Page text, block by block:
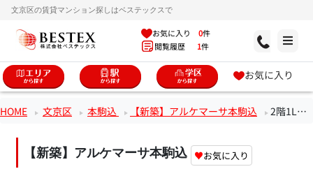
文京区の賃貸マンション探しはベステックスで
お気に入り 0件
閲覧履歴 1件
お気に入り
HOME 文京区 本駒込 【新築】アルケマーサ本駒込 2階1LDKのお部屋
【新築】アルケマーサ本駒込 ♥お気に入り